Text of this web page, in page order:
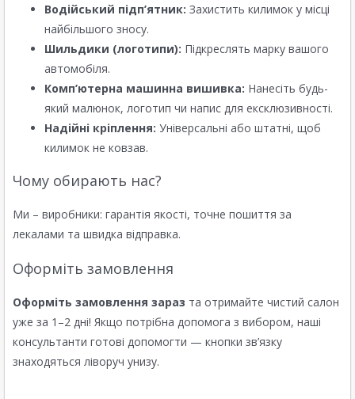
Водійський підп’ятник: Захистить килимок у місці
найбільшого зносу.
Шильдики (логотипи): Підкреслять марку вашого
автомобіля.
Комп’ютерна машинна вишивка: Нанесіть будь-
який малюнок, логотип чи напис для ексклюзивності.
Надійні кріплення: Універсальні або штатні, щоб
килимок не ковзав.
Чому обирають нас?
Ми – виробники: гарантія якості, точне пошиття за
лекалами та швидка відправка.
Оформіть замовлення
Оформіть замовлення зараз та отримайте чистий салон
уже за 1–2 дні! Якщо потрібна допомога з вибором, наші
консультанти готові допомогти — кнопки зв’язку
знаходяться ліворуч унизу.